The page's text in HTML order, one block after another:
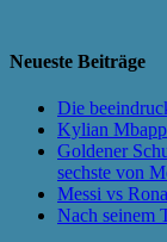
Neueste Beiträge
Die
Kylian
Goldener
sechste von
Messi vs
Nach seinem